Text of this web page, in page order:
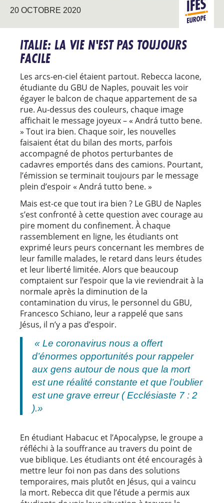
20 OCTOBRE 2020 EUROPE
ITALIE: LA VIE N'EST PAS TOUJOURS
FACILE
Les arcs-en-ciel étaient partout. Rebecca Iacone,
étudiante du GBU de Naples, pouvait les voir
égayer le balcon de chaque appartement de sa
rue. Au-dessus des couleurs, chaque image
affichait le message joyeux – « Andrá tutto bene.
» Tout ira bien. Chaque soir, les nouvelles
faisaient état du bilan des morts, parfois
accompagné de photos perturbantes de
cadavres emportés dans des camions. Pourtant,
l’émission se terminait toujours par le message
plein d’espoir « Andrá tutto bene. »
Mais est-ce que tout ira bien ? Le GBU de Naples
s’est confronté à cette question avec courage au
pire moment du confinement. À chaque
rassemblement en ligne, les étudiants ont
exprimé leurs peurs concernant les membres de
leur famille malades, le retard dans leurs études
et leur liberté limitée. Alors que beaucoup
comptaient sur l’espoir que la vie reviendrait à la
normale après la diminution de la
contamination du virus, le personnel du GBU,
Francesco Schiano, leur a rappelé que sans
Jésus, il n’y a pas d’espoir.
« Le coronavirus nous a offert
d’énormes opportunités pour rappeler
aux gens autour de nous que la mort
est une réalité constante et que l’oublier
est une grave erreur ( Ecclésiaste 7 : 2
).»
En étudiant Habacuc et l’Apocalypse, le groupe a
réfléchi à la souffrance au travers du point de
vue biblique. Les étudiants ont été encouragés à
mettre leur foi non pas dans des solutions
temporaires, mais plutôt en Jésus, qui a vaincu
la mort. Rebecca dit que l’étude a permis aux